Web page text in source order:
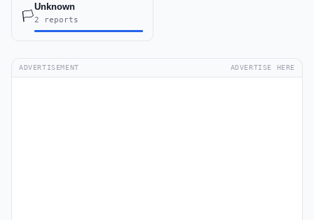
🏳️
Unknown
2 reports
ADVERTISEMENT ADVERTISE HERE